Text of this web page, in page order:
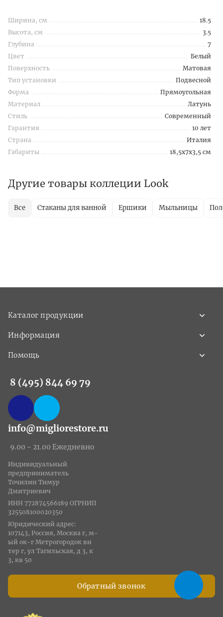
Ширина, см
18.5
Высота, см
3.5
Глубина
7
Цвет
Белый
Поверхность
Матовая
Тип установки
Подвесной
Форма
Прямоугольная
Материал
Латунь
Стиль
Современный
Гарантия
10 лет
Страна
Италия
Габариты
18,5x7x3,5 см
Другие товары коллеции Look
Все Стаканы для ванной Ершики Мыльницы
Каталог продукции
Информация
Помощь
8 (495) 844 69 79
info@migliorestore.ru
9.00 - 21.00 Ежедневно
Обратный звонок
Индивидуальный
предприниматель
Точилин Тимур
Дмитриевич
ИНН 772874566189 ОГРНИП
325508100020350
Юридический адрес:
107143, Россия, Москва г, м-
ый ок-г Метрогородок вн
тер г, ул Тагильская, д 3, к
3, кв 50